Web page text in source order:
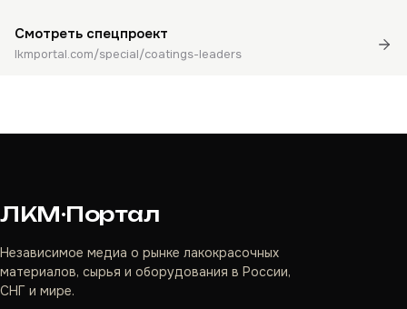
Смотреть спецпроект
lkmportal.com/special/coatings-leaders
ЛКМ·Портал
Независимое медиа о рынке лакокрасочных
материалов, сырья и оборудования в России,
СНГ и мире.